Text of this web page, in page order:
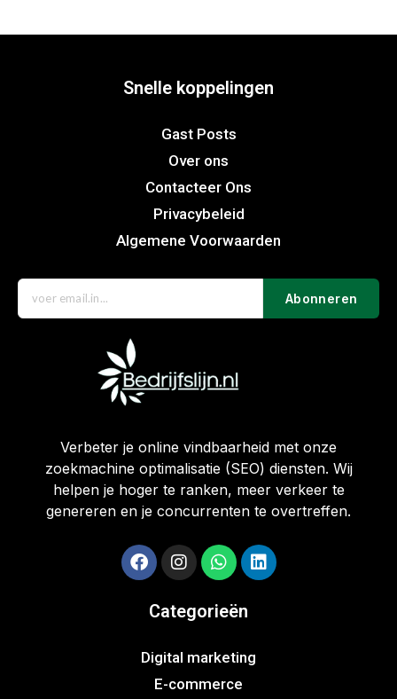
Snelle koppelingen
Gast Posts
Over ons
Contacteer Ons
Privacybeleid
Algemene Voorwaarden
Abonneren
Verbeter je online vindbaarheid met onze
zoekmachine optimalisatie (SEO) diensten. Wij
helpen je hoger te ranken, meer verkeer te
genereren en je concurrenten te overtreffen.
Categorieën
Digital marketing
E-commerce